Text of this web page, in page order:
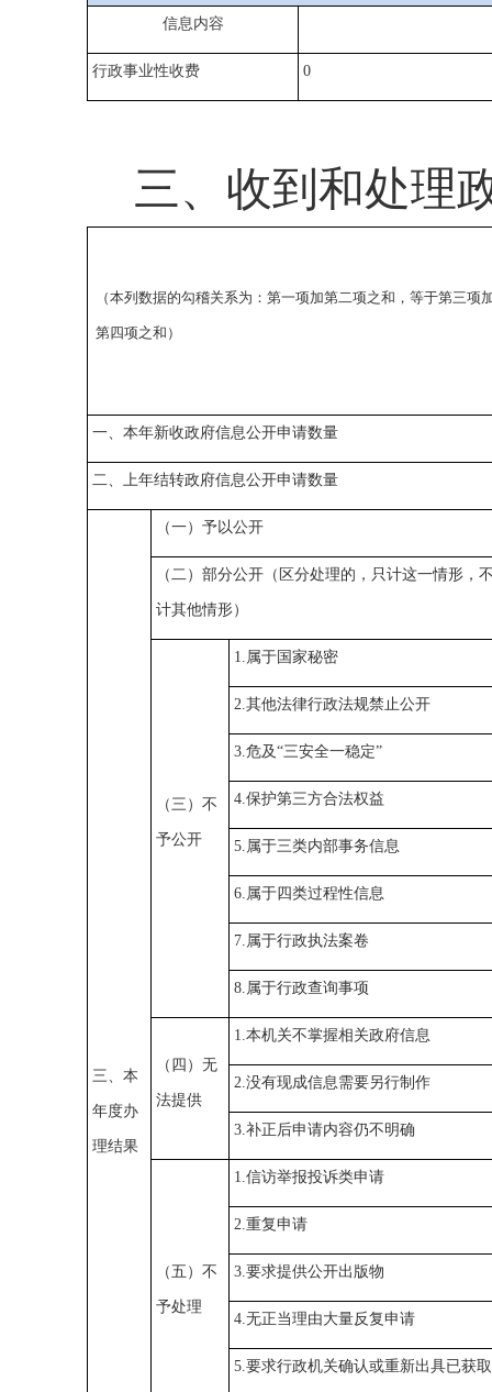
信息内容
行政事业性收费 0
三、收到和处理
（本列数据的勾稽关系为：第一项加第二项之和，等于第三项
第四项之和）
一、本年新收政府信息公开申请数量
二、上年结转政府信息公开申请数量
三、本
年度办
理结果
（一）予以公开
（二）部分公开（区分处理的，只计这一情形，
计其他情形）
（三）不
予公开
1.属于国家秘密
2.其他法律行政法规禁止公开
3.危及“三安全一稳定”
4.保护第三方合法权益
5.属于三类内部事务信息
6.属于四类过程性信息
7.属于行政执法案卷
8.属于行政查询事项
（四）无
法提供
1.本机关不掌握相关政府信息
2.没有现成信息需要另行制作
3.补正后申请内容仍不明确
（五）不
予处理
1.信访举报投诉类申请
2.重复申请
3.要求提供公开出版物
4.无正当理由大量反复申请
5.要求行政机关确认或重新出具已获